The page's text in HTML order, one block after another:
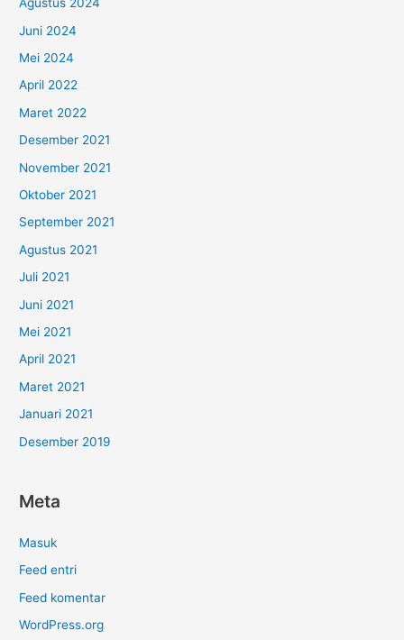
Juni 2024
Mei 2024
April 2022
Maret 2022
Desember 2021
November 2021
Oktober 2021
September 2021
Agustus 2021
Juli 2021
Juni 2021
Mei 2021
April 2021
Maret 2021
Januari 2021
Desember 2019
Meta
Masuk
Feed entri
Feed komentar
WordPress.org